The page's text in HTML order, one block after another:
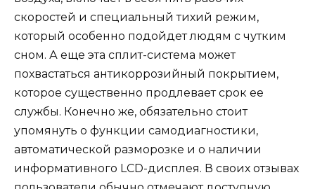
скоростей и специальный тихий режим,
который особенно подойдет людям с чутким
сном. А еще эта сплит-система может
похвастаться антикоррозийный покрытием,
которое существенно продлевает срок ее
службы. Конечно же, обязательно стоит
упомянуть о функции самодиагностики,
автоматической разморозке и о наличии
информативного LCD-дисплея. В своих отзывах